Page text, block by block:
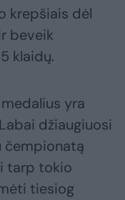
krepšiais dėl
beveik
klaidų.
yra
džiaugiuosi
čempionatą
tarp tokio
tiesiog